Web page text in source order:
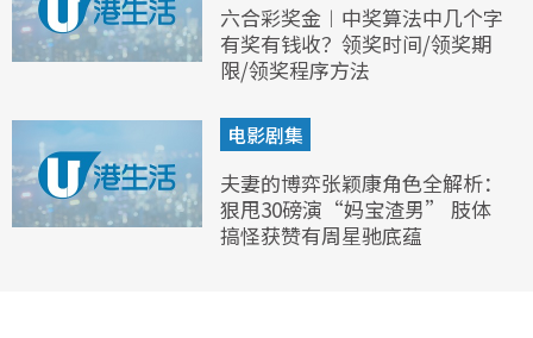
六合彩奖金︱中奖算法中几个字
有奖有钱收？领奖时间/领奖期
限/领奖程序方法
电影剧集
夫妻的博弈张颖康角色全解析：
狠甩30磅演“妈宝渣男” 肢体
搞怪获赞有周星驰底蕴